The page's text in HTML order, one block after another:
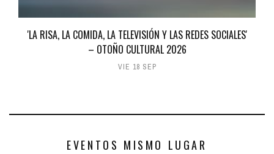
'LA RISA, LA COMIDA, LA TELEVISIÓN Y LAS REDES SOCIALES'
– OTOÑO CULTURAL 2026
VIE 18 SEP
EVENTOS MISMO LUGAR